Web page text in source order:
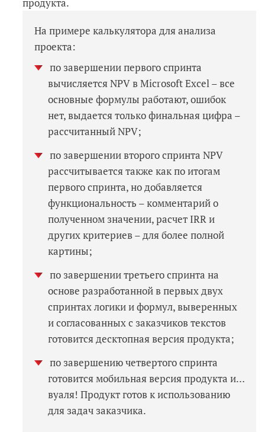
На примере калькулятора для анализа
проекта:
по завершении первого спринта
вычисляется NPV в Microsoft Excel – все
основные формулы работают, ошибок
нет, выдается только финальная цифра –
рассчитанный NPV;
по завершении второго спринта NPV
рассчитывается также как по итогам
первого спринта, но добавляется
функциональность – комментарий о
полученном значении, расчет IRR и
других критериев – для более полной
картины;
по завершении третьего спринта на
основе разработанной в первых двух
спринтах логики и формул, выверенных
и согласованных с заказчиков текстов
готовится десктопная версия продукта;
по завершению четвертого спринта
готовится мобильная версия продукта и…
вуаля! Продукт готов к использованию
для задач заказчика.